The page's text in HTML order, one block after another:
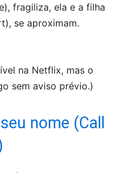
fragiliza, ela e a filha
se aproximam.
na Netflix, mas o
sem aviso prévio.)
nome (Call